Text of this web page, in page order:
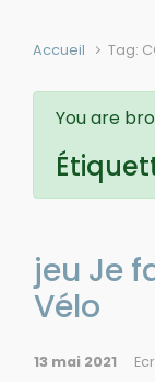
Accueil Tag:
You are
jeu Je
Vélo
13 mai 2021